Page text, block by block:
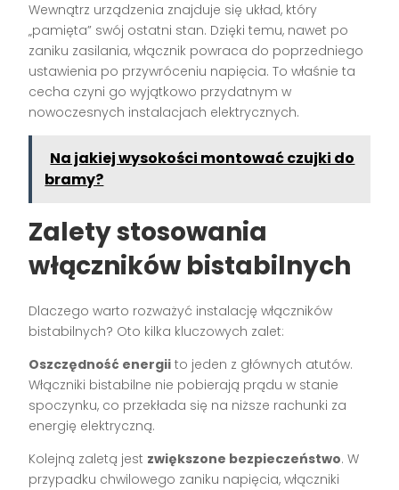
Wewnątrz urządzenia znajduje się układ, który
„pamięta” swój ostatni stan. Dzięki temu, nawet po
zaniku zasilania, włącznik powraca do poprzedniego
ustawienia po przywróceniu napięcia. To właśnie ta
cecha czyni go wyjątkowo przydatnym w
nowoczesnych instalacjach elektrycznych.
Na jakiej wysokości montować czujki do
bramy?
Zalety stosowania
włączników bistabilnych
Dlaczego warto rozważyć instalację włączników
bistabilnych? Oto kilka kluczowych zalet:
Oszczędność energii to jeden z głównych atutów.
Włączniki bistabilne nie pobierają prądu w stanie
spoczynku, co przekłada się na niższe rachunki za
energię elektryczną.
Kolejną zaletą jest zwiększone bezpieczeństwo. W
przypadku chwilowego zaniku napięcia, włączniki